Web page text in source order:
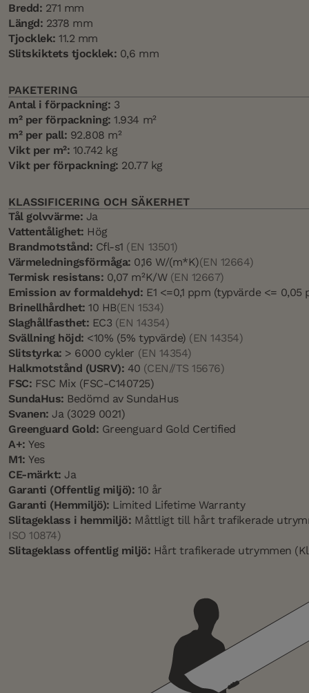
Bredd: 271 mm
Längd: 2378 mm
Tjocklek: 11.2 mm
Slitskiktets tjocklek: 0,6 mm
PAKETERING
Antal i förpackning: 3
m² per förpackning: 1.934 m²
m² per pall: 92.808 m²
Vikt per m²: 10.742 kg
Vikt per förpackning: 20.77 kg
KLASSIFICERING OCH SÄKERHET
Tål golvvärme: Ja
Vattentålighet: Hög
Brandmotstånd: Cfl-s1 (EN 13501)
Värmeledningsförmåga: 0,16 W/(m*K)(EN 12664)
Termisk resistans: 0,07 m²K/W (EN 12667)
Emission av formaldehyd: E1 <=0,1 ppm (typvärde <= 0,05
Brinellhårdhet: 10 HB(EN 1534)
Slaghållfasthet: EC3 (EN 14354)
Svällning höjd: <10% (5% typvärde) (EN 14354)
Slitstyrka: > 6000 cykler (EN 14354)
Halkmotstånd (USRV): 40 (CEN//TS 15676)
FSC: FSC Mix (FSC-C140725)
SundaHus: Bedömd av SundaHus
Svanen: Ja (3029 0021)
Greenguard Gold: Greenguard Gold Certified
A+: Yes
M1: Yes
CE-märkt: Ja
Garanti (Offentlig miljö): 10 år
Garanti (Hemmiljö): Limited Lifetime Warranty
Slitageklass i hemmiljö: Måttligt till hårt trafikerade
ISO 10874)
Slitageklass offentlig miljö: Hårt trafikerade utrymmen